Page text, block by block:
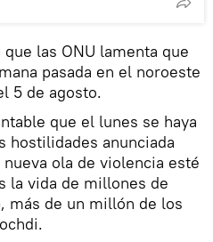
las ONU lamenta que
pasada en el noroeste
5 de agosto.
que el lunes se haya
hostilidades anunciada
ola de violencia esté
la vida de millones de
más de un millón de los